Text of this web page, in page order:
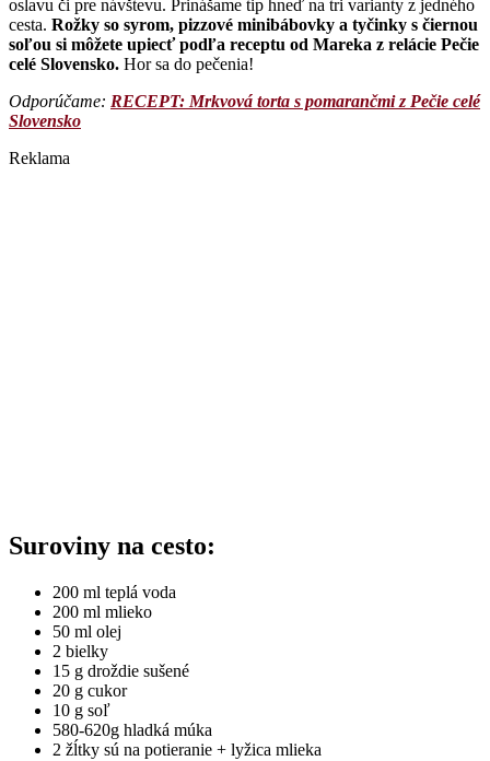
oslavu či pre návštevu. Prinášame tip hneď na tri varianty z jedného
cesta. Rožky so syrom, pizzové minibábovky a tyčinky s čiernou
soľou si môžete upiecť podľa receptu od Mareka z relácie Pečie
celé Slovensko. Hor sa do pečenia!
Odporúčame: RECEPT: Mrkvová torta s pomarančmi z Pečie celé
Slovensko
Reklama
Suroviny na cesto:
200 ml teplá voda
200 ml mlieko
50 ml olej
2 bielky
15 g droždie sušené
20 g cukor
10 g soľ
580-620g hladká múka
2 žĺtky sú na potieranie + lyžica mlieka